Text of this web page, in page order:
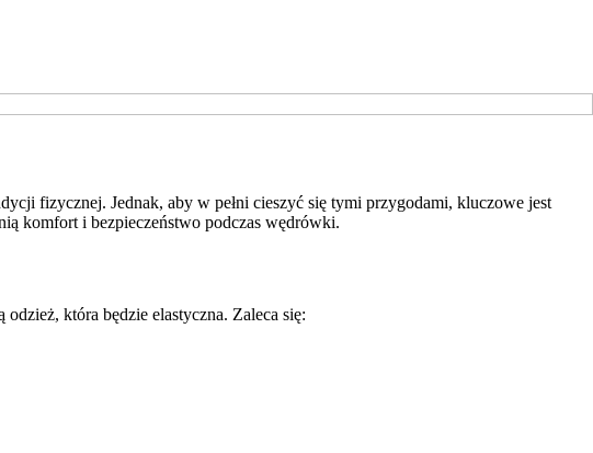
fizycznej. Jednak, aby w pełni cieszyć się tymi przygodami, kluczowe jest
komfort i bezpieczeństwo podczas wędrówki.
która będzie elastyczna. Zaleca się: